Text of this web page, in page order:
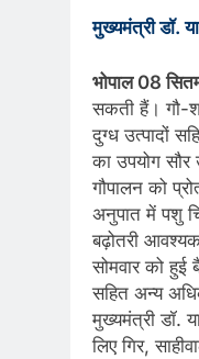
मुख्यमंत्री डॉ.
भोपाल 08
सकती हैं। गौ-
दुग्ध उत्पादों
का उपयोग
गौपालन को
अनुपात में पशु
बढ़ोतरी
सोमवार को
सहित अन्य
मुख्यमंत्री डॉ.
लिए गिर,